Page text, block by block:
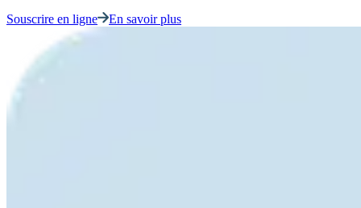
Souscrire en ligne
En savoir plus